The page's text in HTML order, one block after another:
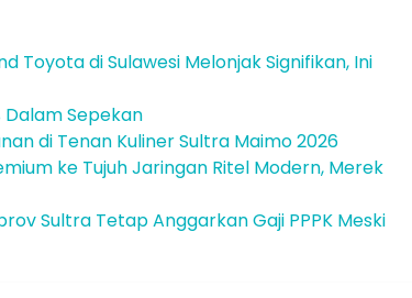
Toyota di Sulawesi Melonjak Signifikan, Ini
Dalam Sepekan
di Tenan Kuliner Sultra Maimo 2026
ke Tujuh Jaringan Ritel Modern, Merek
Sultra Tetap Anggarkan Gaji PPPK Meski